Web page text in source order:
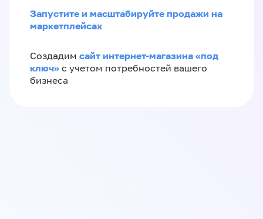
Запустите и масштабируйте продажи на
маркетплейсах
Создадим сайт интернет-магазина «под
ключ» с учетом потребностей вашего
бизнеса